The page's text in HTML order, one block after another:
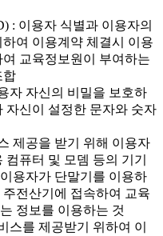
: 이용자 식별과 이용자의
여 이용계약 체결시 이용
교육정보원이 부여하는
합
자 자신의 비밀을 보호하
자신이 설정한 문자와 숫자
제공을 받기 위해 이용자
컴퓨터 및 모뎀 등의 기기
용자가 단말기를 이용하
전산기에 접속하여 교육
정보를 이용하는 것
를 제공받기 위하여 이